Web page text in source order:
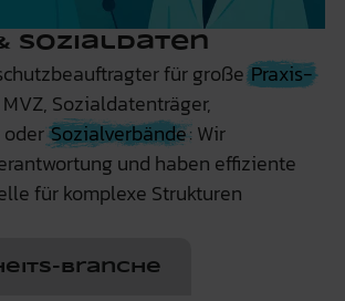
Sozialdaten
für großePraxis-
Sozialdatenträger,
oder Sozialverbände: Wir
und haben effiziente
für komplexe Strukturen
Branche